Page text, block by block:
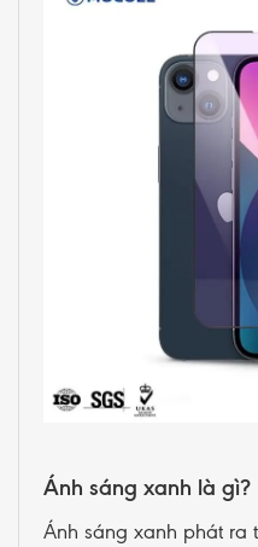
Ánh sáng xanh là gì?
Ánh sáng xanh phát ra